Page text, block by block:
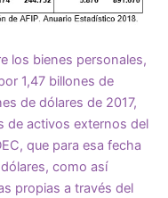
los bienes personales,
1,47 billones de
de dólares de 2017,
de activos externos del
que para esa fecha
como así
propias a través del